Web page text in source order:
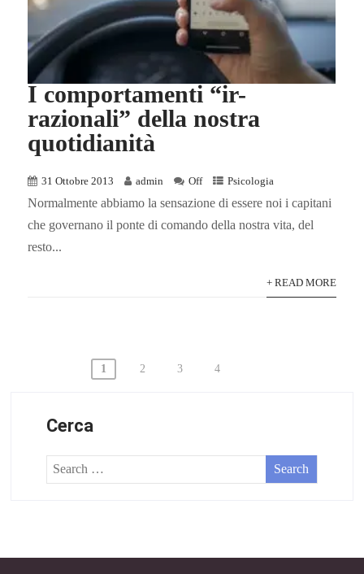
I comportamenti “ir-
razionali” della nostra
quotidianità
31 Ottobre 2013 admin Off Psicologia
Normalmente abbiamo la sensazione di essere noi i capitani
che governano il ponte di comando della nostra vita, del
resto...
+ READ MORE
Paginazione
articoli
1 2 3 4
Cerca